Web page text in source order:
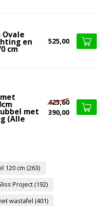
Ovale
en
cm
525,00
met
(Alle
425,60
390,00
120 cm (263)
Project(192)
wastafel (401)